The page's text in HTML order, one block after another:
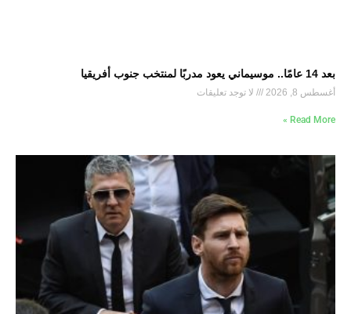
بعد 14 عامًا.. موسيماني يعود مدربًا لمنتخب جنوب أفريقيا
أغسطس 8, 2026 لا توجد تعليقات
Read More »